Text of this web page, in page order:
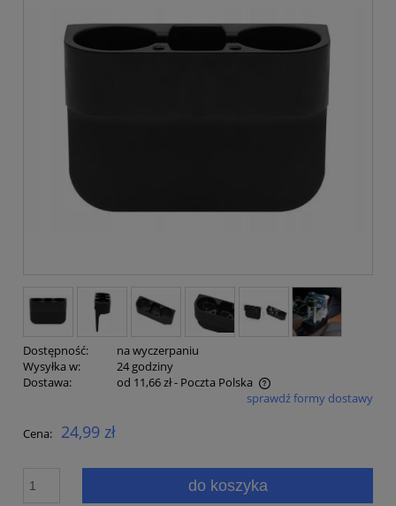
Dostępność:
na wyczerpaniu
Wysyłka w:
24 godziny
Dostawa:
od 11,66 zł- Poczta Polska
Cena nie zawiera ewentualnych kosztów płatnościsprawdź formy dostawy
Cena: 24,99 zł
do koszyka